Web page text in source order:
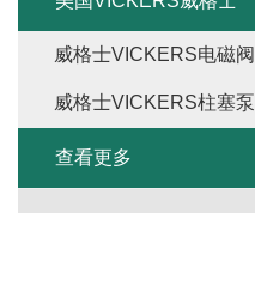
威格士VICKERS电磁阀
威格士VICKERS柱塞泵
查看更多